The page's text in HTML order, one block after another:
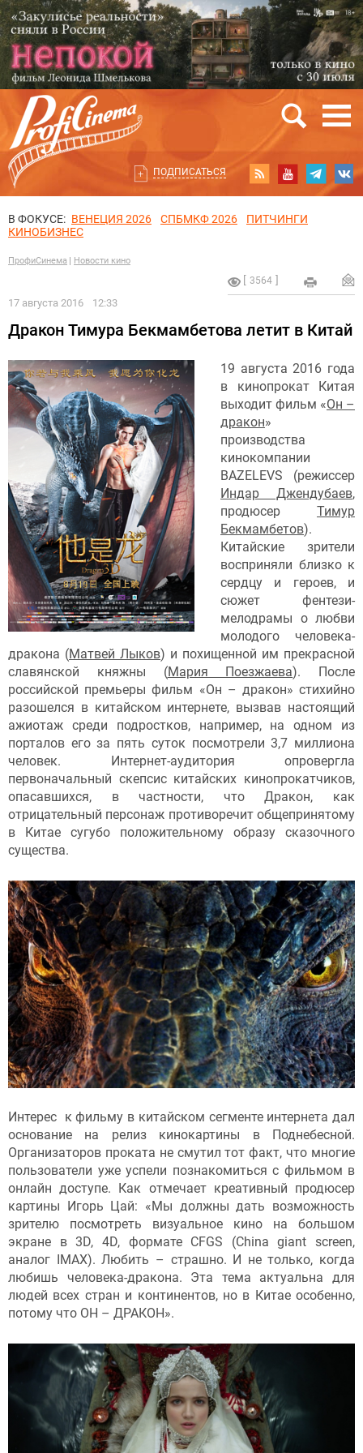
ПОДПИСАТЬСЯ
В ФОКУСЕ: ВЕНЕЦИЯ 2026 СПБМКФ 2026
ПИТЧИНГИ
КИНОБИЗНЕС
ПрофиСинема Новости кино
3564
17 августа 2016 12:33
Дракон Тимура Бекмамбетова летит в Китай
19 августа 2016 года
в кинопрокат Китая
выходит фильм «Он –
дракон»
производства
кинокомпании
BAZELEVS (режиссер
Индар Джендубаев,
продюсер Тимур
Бекмамбетов).
Китайские зрители
восприняли близко к
сердцу и героев, и
сюжет фентези-
мелодрамы о любви
молодого человека-
дракона (Матвей Лыков) и похищенной им прекрасной
славянской княжны (Мария Поезжаева). После
российской премьеры фильм «Он – дракон» стихийно
разошелся в китайском интернете, вызвав настоящий
ажиотаж среди подростков, например, на одном из
порталов его за пять суток посмотрели 3,7 миллиона
человек. Интернет-аудитория опровергла
первоначальный скепсис китайских кинопрокатчиков,
опасавшихся, в частности, что Дракон, как
отрицательный персонаж противоречит общепринятому
в Китае сугубо положительному образу сказочного
существа.
Интерес к фильму в китайском сегменте интернета дал
основание на релиз кинокартины в Поднебесной.
Организаторов проката не смутил тот факт, что многие
пользователи уже успели познакомиться с фильмом в
онлайн доступе. Как отмечает креативный продюсер
картины Игорь Цай: «Мы должны дать возможность
зрителю посмотреть визуальное кино на большом
экране в 3D, 4D, формате CFGS (China giant screen,
аналог IMAX). Любить – страшно. И не только, когда
любишь человека-дракона. Эта тема актуальна для
людей всех стран и континентов, но в Китае особенно,
потому что ОН – ДРАКОН».